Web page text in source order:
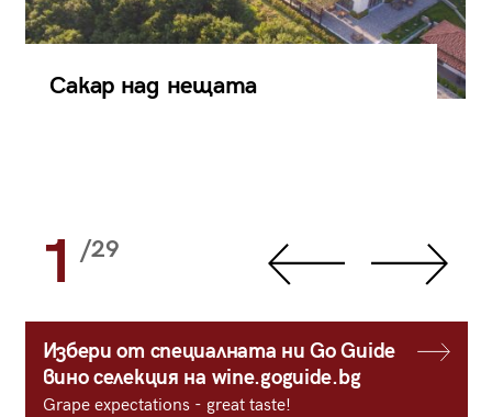
Сакар над нещата
1 /29
Избери от специалната ни Go Guide
вино селекция на wine.goguide.bg
Grape expectations - great taste!